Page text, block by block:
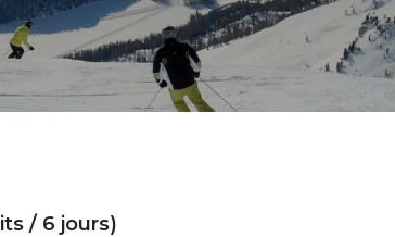
/ 6 jours)